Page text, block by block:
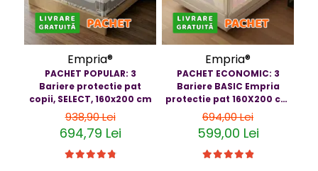
Carduri Cadou
Propuneri Cadou
Produse Sub 50 Lei
Empria®
PACHET POPULAR: 3
Bariere protectie pat
copii, SELECT, 160x200 cm
938,90 Lei
694,79 Lei
Empria®
PACHET ECONOMIC: 3
Bariere BASIC Empria
protectie pat 160X200 cm
+ bara stabilizatoare
694,00 Lei
599,00 Lei